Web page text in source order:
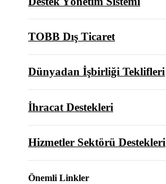
TOBB Dış Ticaret
Dünyadan İşbirliği Teklifleri
İhracat Destekleri
Hizmetler Sektörü Destekleri
Önemli Linkler